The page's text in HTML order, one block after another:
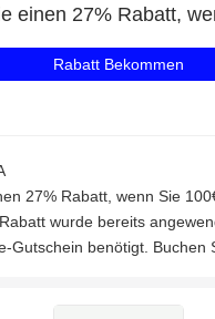
Rabatt Bekommen
27% Rabatt, wenn Sie
wurde bereits
Gutschein benötigt. Buchen